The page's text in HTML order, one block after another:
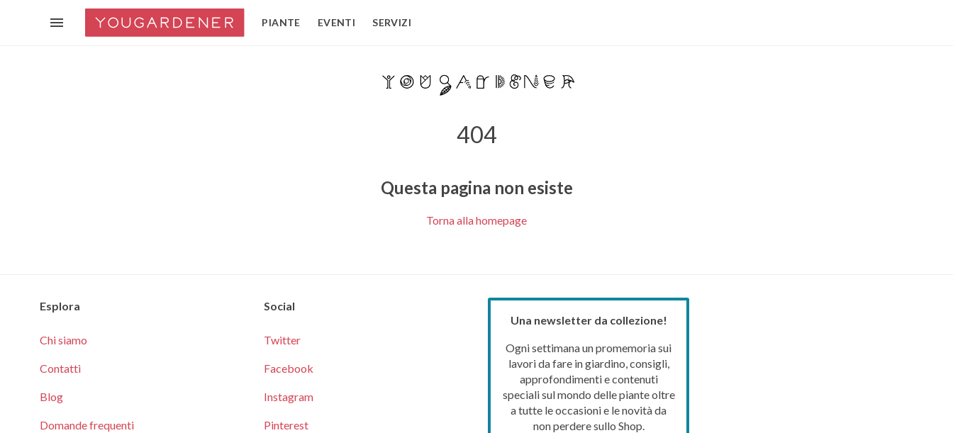
PIANTE EVENTI SERVIZI
404
Questa pagina non esiste
Torna alla homepage
Esplora
Chi siamo
Contatti
Blog
Domande frequenti
Social
Twitter
Facebook
Instagram
Pinterest
Una newsletter da collezione!
Ogni settimana un promemoria sui
lavori da fare in giardino, consigli,
approfondimenti e contenuti
speciali sul mondo delle piante oltre
a tutte le occasioni e le novità da
non perdere sullo Shop.